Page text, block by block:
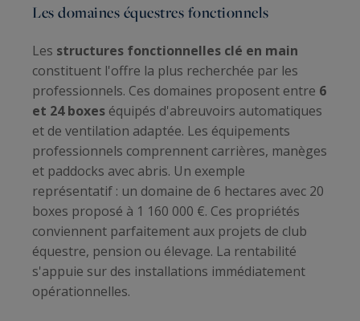
Les domaines équestres fonctionnels
Les structures fonctionnelles clé en main
constituent l'offre la plus recherchée par les
professionnels. Ces domaines proposent entre 6
et 24 boxes équipés d'abreuvoirs automatiques
et de ventilation adaptée. Les équipements
professionnels comprennent carrières, manèges
et paddocks avec abris. Un exemple
représentatif : un domaine de 6 hectares avec 20
boxes proposé à 1 160 000 €. Ces propriétés
conviennent parfaitement aux projets de club
équestre, pension ou élevage. La rentabilité
s'appuie sur des installations immédiatement
opérationnelles.